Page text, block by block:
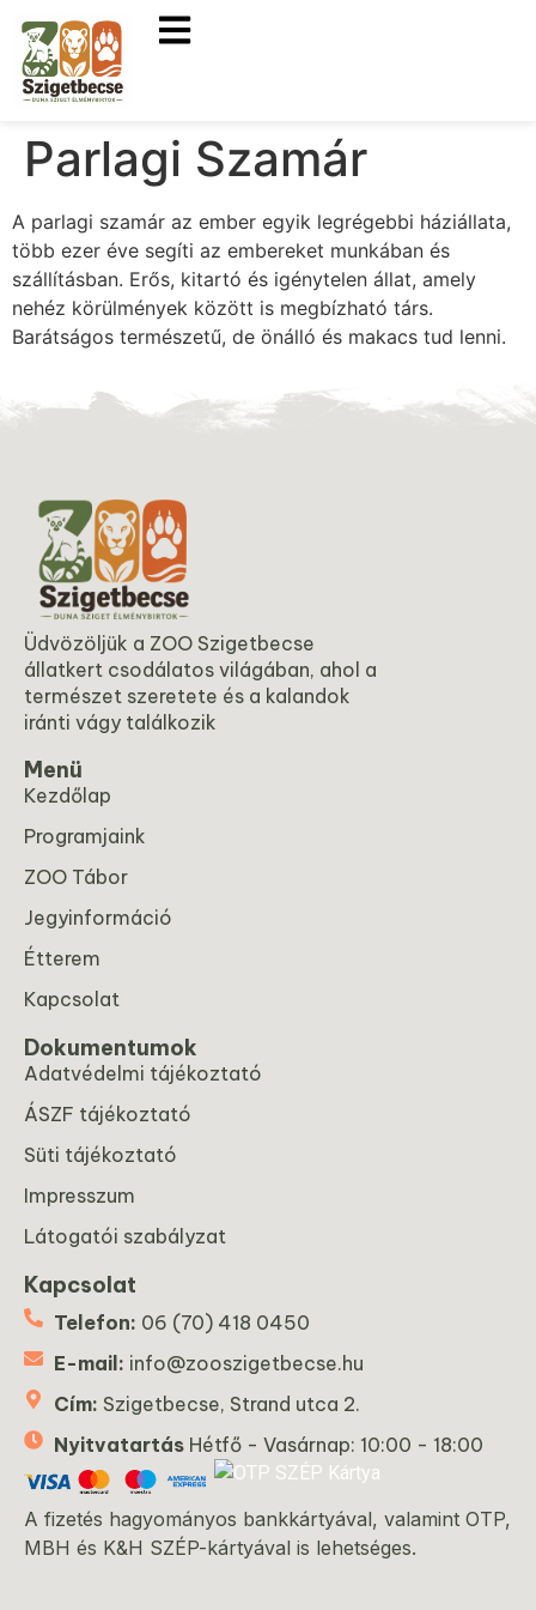
Parlagi Szamár
A parlagi szamár az ember egyik legrégebbi háziállata,
több ezer éve segíti az embereket munkában és
szállításban. Erős, kitartó és igénytelen állat, amely
nehéz körülmények között is megbízható társ.
Barátságos természetű, de önálló és makacs tud lenni.
Üdvözöljük a ZOO Szigetbecse
állatkert csodálatos világában, ahol a
természet szeretete és a kalandok
iránti vágy találkozik
Menü
Kezdőlap
Programjaink
ZOO Tábor
Jegyinformáció
Étterem
Kapcsolat
Dokumentumok
Adatvédelmi tájékoztató
ÁSZF tájékoztató
Süti tájékoztató
Impresszum
Látogatói szabályzat
Kapcsolat
Telefon: 06 (70) 418 0450
E-mail: info@zooszigetbecse.hu
Cím: Szigetbecse, Strand utca 2.
Nyitvatartás Hétfő - Vasárnap: 10:00 - 18:00
A fizetés hagyományos bankkártyával, valamint OTP,
MBH és K&H SZÉP-kártyával is lehetséges.